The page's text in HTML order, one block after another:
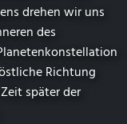
drehen wir uns
des
Richtung
später der